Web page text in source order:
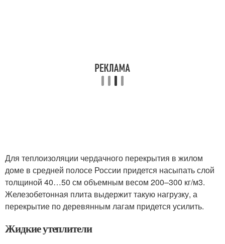
Для теплоизоляции чердачного перекрытия в жилом
доме в средней полосе России придется насыпать слой
толщиной 40…50 см объемным весом 200–300 кг/м3.
Железобетонная плита выдержит такую нагрузку, а
перекрытие по деревянным лагам придется усилить.
Жидкие утеплители